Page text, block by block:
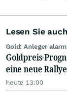
Lesen Sie auch
Gold: Anleger
Goldpreis-
eine neue
heute 13:00